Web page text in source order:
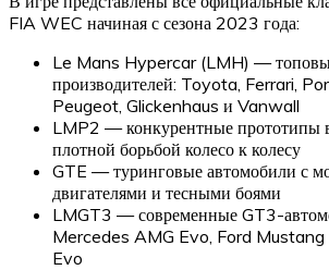
FIA WEC начиная с сезона 2023 года:
Le Mans Hypercar (LMH) —
производителей: Toyota, Ferrari,
Peugeot, Glickenhaus и Vanwall
LMP2 — конкурентные прототипы
плотной борьбой колесо к колесу
GTE — туринговые автомобили с
двигателями и тесными боями
LMGT3 — современные GT3-
Mercedes AMG Evo, Ford
Evo